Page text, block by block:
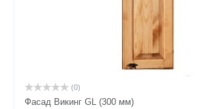
(0)
Фасад Викинг GL (300 мм)